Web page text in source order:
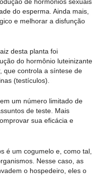
do esperma. Ainda mais,
e melhorar a disfunção
desta planta foi
do hormônio luteinizante
que controla a síntese de
(testículos).
um número limitado de
de teste. Mais
sua eficácia e
é um cogumelo e, como tal,
Nesse caso, as
o hospedeiro, eles o